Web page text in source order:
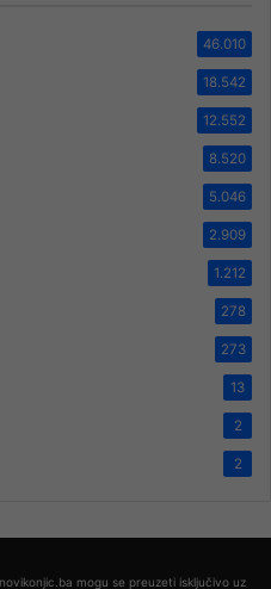
46.010
18.542
12.552
8.520
5.046
2.909
1.212
278
273
13
2
2
mogu se preuzeti isključivo uz